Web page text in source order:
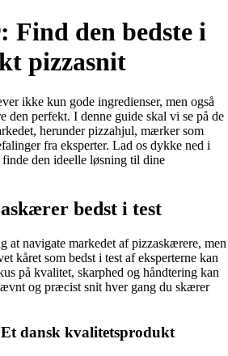
Find den bedste i
pizzasnit
ikke kun gode ingredienser, men også
perfekt. I denne guide skal vi se på de
herunder pizzahjul, mærker som
fra eksperter. Lad os dykke ned i
den ideelle løsning til dine
bedst i test
at navigate markedet af pizzaskærere, men
kåret som bedst i test af eksperterne kan
på kvalitet, skarphed og håndtering kan
og præcist snit hver gang du skærer
dansk kvalitetsprodukt